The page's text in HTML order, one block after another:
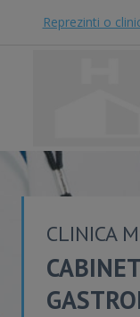
Reprezinti o
CLINICA
CABINET